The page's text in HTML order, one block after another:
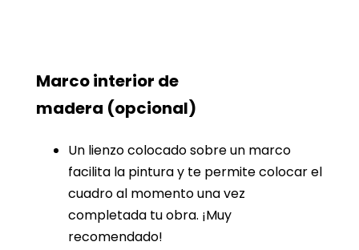
Marco interior de
madera (opcional)
Un lienzo colocado sobre un marco
facilita la pintura y te permite colocar el
cuadro al momento una vez
completada tu obra. ¡Muy
recomendado!